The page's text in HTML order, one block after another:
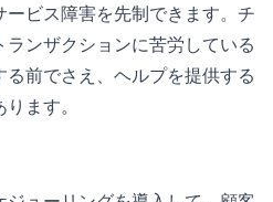
ビス障害を先制できます。チ
ンザクションに苦労している
前でさえ、ヘルプを提供する
ます。